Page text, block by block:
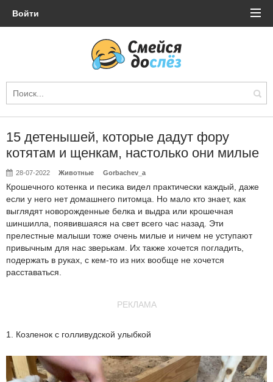
Войти
15 детенышей, которые дадут фору
котятам и щенкам, настолько они милые
28-07-2022 Животные Gorbachev_a
Крошечного котенка и песика видел практически каждый, даже
если у него нет домашнего питомца. Но мало кто знает, как
выглядят новорожденные белка и выдра или крошечная
шиншилла, появившаяся на свет всего час назад. Эти
прелестные малыши тоже очень милые и ничем не уступают
привычным для нас зверькам. Их также хочется погладить,
подержать в руках, с кем-то из них вообще не хочется
расставаться.
РЕКЛАМА
1. Козленок с голливудской улыбкой